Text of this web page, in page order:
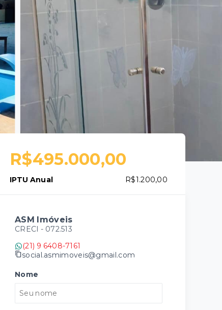
R$495.000,00
IPTU Anual R$1.200,00
ASM Imóveis
CRECI - 072.513
(21) 9 6408-7161
social.asmimoveis@gmail.com
Nome